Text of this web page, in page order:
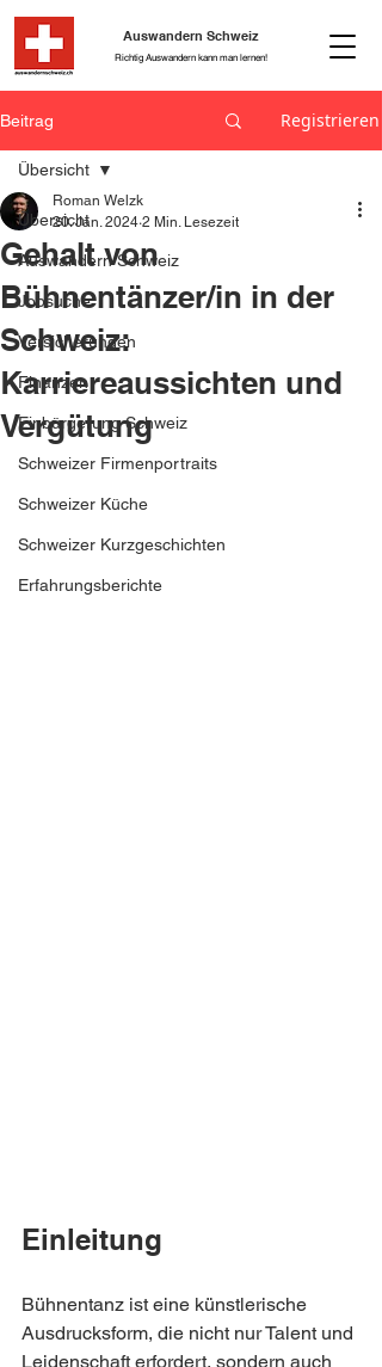
Richtig Auswandern kann man lernen!
Auswandern Schweiz
Beitrag Registrieren
Übersicht
Auswandern Schweiz
Jobsuche
Versicherungen
Finanzen
Einbürgerung Schweiz
Schweizer Firmenportraits
Schweizer Küche
Schweizer Kurzgeschichten
Erfahrungsberichte
Übersicht
Gehalt von
Bühnentänzer/in in der
Schweiz:
Karriereaussichten und
Vergütung
Roman Welzk
20. Jan. 2024 2 Min. Lesezeit
Einleitung
Bühnentanz ist eine künstlerische
Ausdrucksform, die nicht nur Talent und
Leidenschaft erfordert, sondern auch